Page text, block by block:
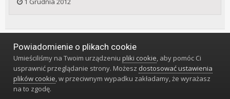
Język Styl Polityka prywatności
Klub Miłośników Zegarów i Zegarków
Powered by Invision Community
Powiadomienie o plikach cookie
Umieściliśmy na Twoim urządzeniupliki cookie, aby pomóc Ci
usprawnić przeglądanie strony. Możesz dostosować ustawienia
plików cookie, w przeciwnym wypadku zakładamy, że wyrażasz
na to zgodę.